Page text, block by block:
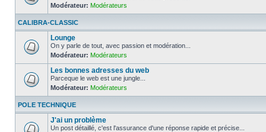
Modérateur: Modérateurs
CALIBRA-CLASSIC
Lounge
On y parle de tout, avec passion et modération...
Modérateur: Modérateurs
Les bonnes adresses du web
Parceque le web est une jungle...
Modérateur: Modérateurs
POLE TECHNIQUE
J'ai un problème
Un post détaillé, c'est l'assurance d'une réponse rapide et précise...